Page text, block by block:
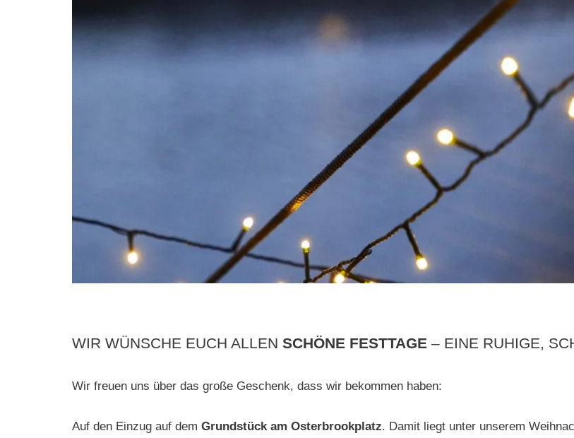
WIR WÜNSCHE EUCH ALLEN SCHÖNE FESTTAGE – EINE RUHIGE,
Wir freuen uns über das große Geschenk, dass wir bekommen haben:
Auf den Einzug auf dem Grundstück am Osterbrookplatz. Damit liegt unter unserem